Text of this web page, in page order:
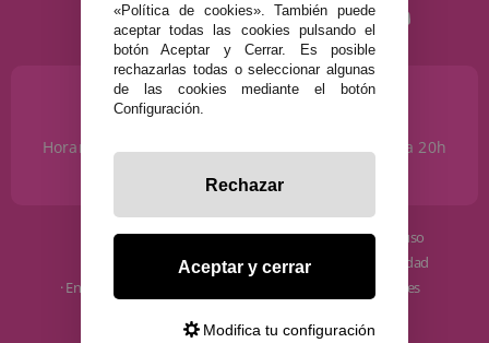
¿NECESITAS AYUDA?
Horario de Lunes a Sábados de 10 a 14h y de 17 a 20h
info@disfracestuyyo.com
· Quiénes somos
· Envíos y Devoluciones
· Condiciones de uso
· Política de privacidad
· Política de cookies
«Política de cookies». También puede
aceptar todas las cookies pulsando el
botón Aceptar y Cerrar. Es posible
rechazarlas todas o seleccionar algunas
de las cookies mediante el botón
Configuración.
Rechazar
Aceptar y cerrar
Modifica tu configuración